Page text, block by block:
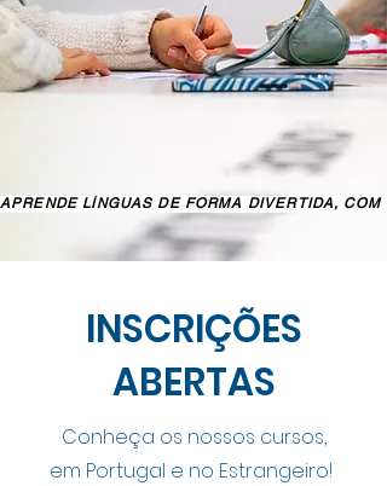
APRENDE LÍNGUAS DE FORMA DIVERTIDA,
INSCRIÇÕES
ABERTAS
Conheça os nossos cursos,
em Portugal e no Estrangeiro!